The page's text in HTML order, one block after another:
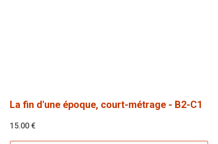
La fin d'une époque, court-métrage - B2-C1
15.00 €